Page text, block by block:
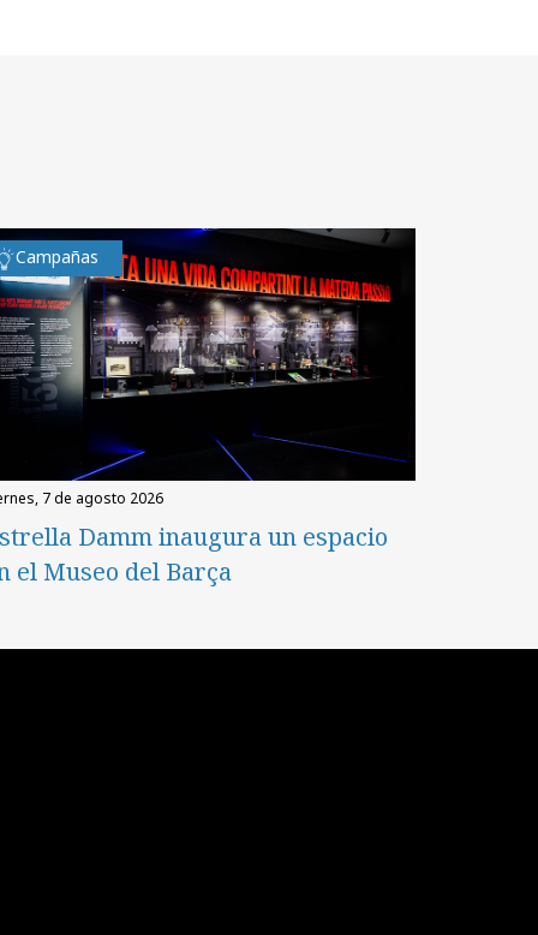
Campañas
7 de agosto 2026
Damm inaugura un espacio
el Museo del Barça